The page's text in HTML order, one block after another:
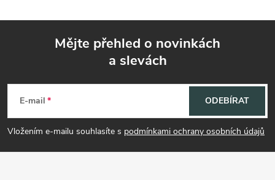
p
a
Mějte přehled o novinkách
a slevách
E-mail
Vložením e-mailu souhlasíte s podmínkami ochrany osobních údajů
ODEBÍRAT